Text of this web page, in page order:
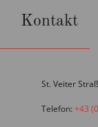
Kontakt
St. Veiter
Telefon: +43